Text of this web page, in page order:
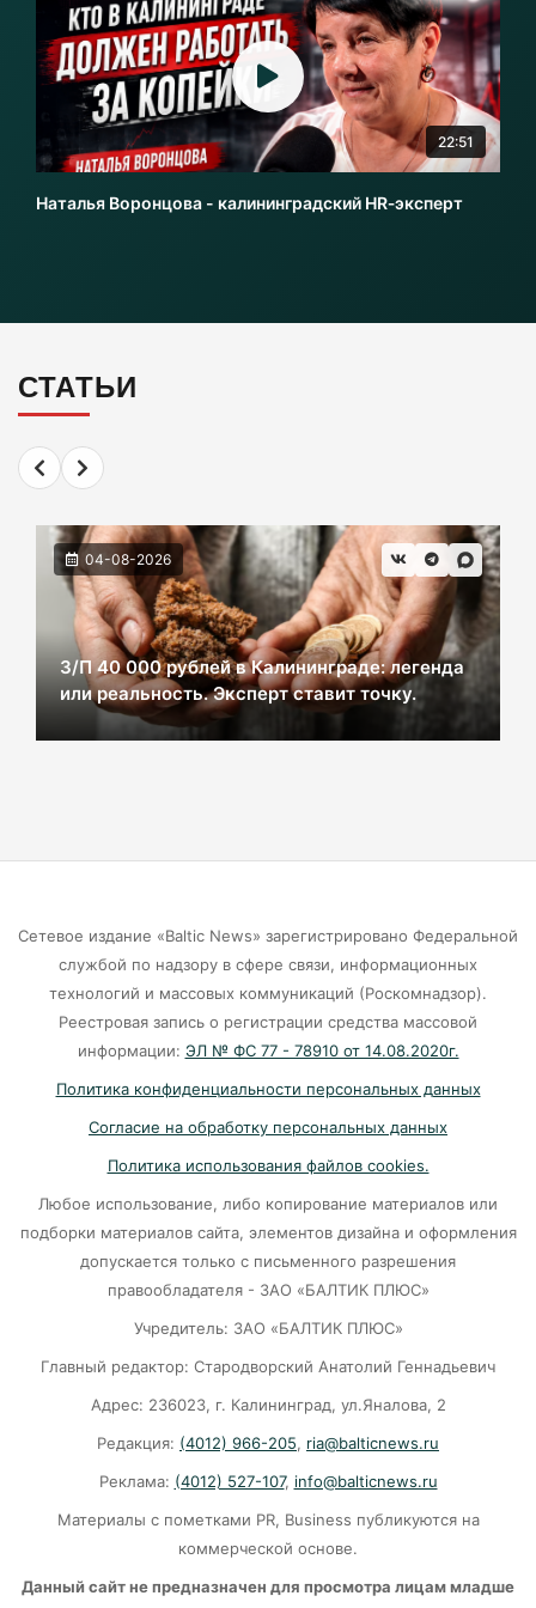
В центре Зеленоградска уже неделю
красуется фекальная лужа
06-08-2026
Калининградцы жалуются на автобус № 9
06-08-2026
по «удалёнке» и потеряла деньги
На двух перекрёстках в Калининграде теперь
нужно ехать по-новому
05-08-2026
«Народный фронт»: Людям приходится жить
в сырости с земляными блохами и плесенью
поколения
05-08-2026
Нельзя пропустить: «Родники‑2026» –
«3 млрд с “Геоизола”»: Суд наказал
подрядчика за срыв терминала в Пионерском
«16 станций до конца года»: губернатор
продукты рванули в космос
05-08-2026
На жеребьевке ЦИК разыграл места: «Единая
22:51
Наталья Воронцова - калининградский HR‑эксперт
СТАТЬИ
04-08-2026
З/П 40 000 рублей в Калининграде: легенда
или реальность. Эксперт ставит точку.
Сетевое издание «Baltic News» зарегистрировано Федеральной
службой по надзору в сфере связи, информационных
технологий и массовых коммуникаций (Роскомнадзор).
Реестровая запись о регистрации средства массовой
информации: ЭЛ № ФС 77 - 78910 от 14.08.2020г.
Политика конфиденциальности персональных данных
Согласие на обработку персональных данных
Политика использования файлов cookies.
Любое использование, либо копирование материалов или
подборки материалов сайта, элементов дизайна и оформления
допускается только с письменного разрешения
правообладателя - ЗАО «БАЛТИК ПЛЮС»
Учредитель: ЗАО «БАЛТИК ПЛЮС»
Главный редактор: Стародворский Анатолий Геннадьевич
Адрес: 236023, г. Калининград, ул.Яналова, 2
Редакция: (4012) 966-205, ria@balticnews.ru
Реклама: (4012) 527-107, info@balticnews.ru
Материалы с пометками PR, Business публикуются на
коммерческой основе.
Данный сайт не предназначен для просмотра лицам младше